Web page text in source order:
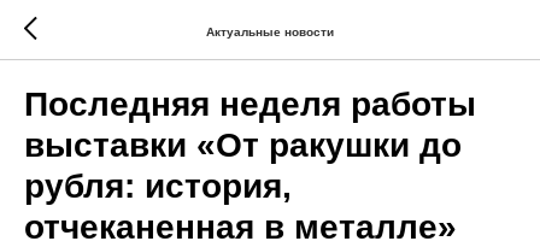
Актуальные новости
Последняя неделя работы
выставки «От ракушки до
рубля: история,
отчеканенная в металле»